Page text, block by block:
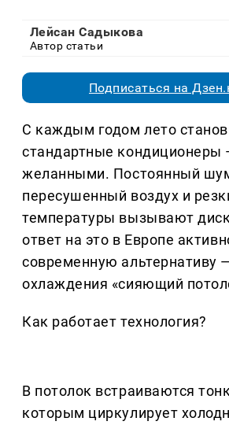
Лейсан Садыкова
Автор статьи
Подписаться на
С каждым годом лето
стандартные кондиционеры
желанными. Постоянный
пересушенный воздух и
температуры вызывают
ответ на это в Европе
современную альтернативу
охлаждения «сияющий
Как работает технология?
В потолок встраиваются
которым циркулирует